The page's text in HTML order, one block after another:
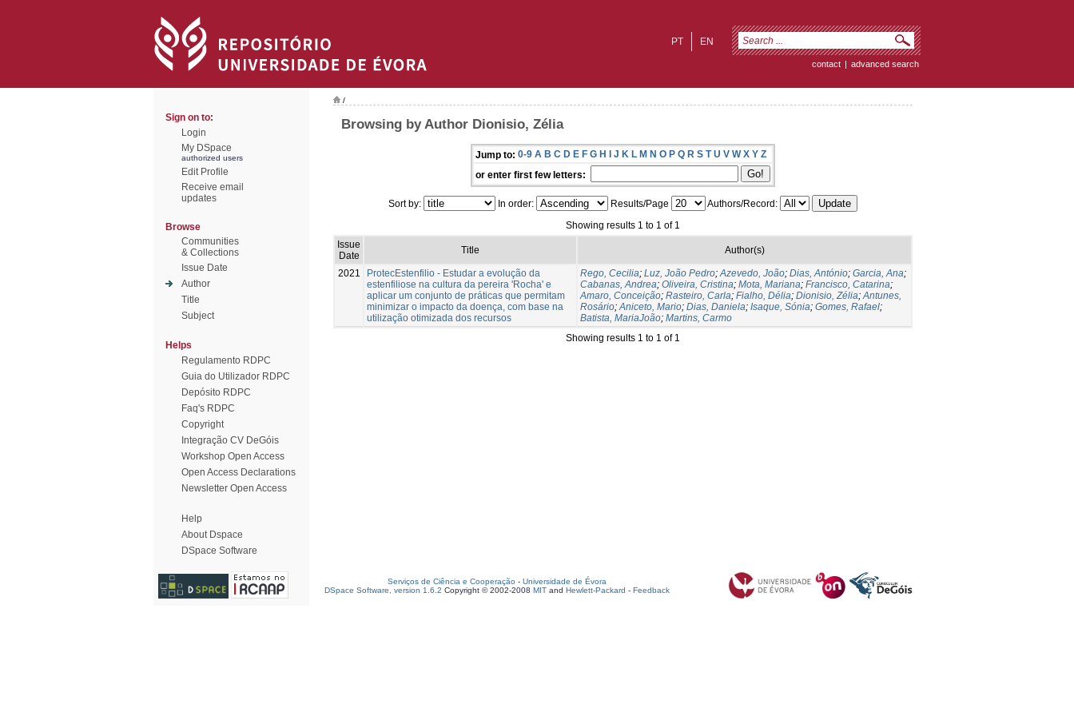
EN
PT
contact | advanced search
Sign on to:
Login
My DSpace
authorized users
Edit Profile
Receive email
updates
Browse
Communities
& Collections
Issue Date
Author
Title
Subject
Helps
Regulamento RDPC
Guia do Utilizador RDPC
Depósito RDPC
Faq's RDPC
Copyright
Integração CV DeGóis
Workshop Open Access
Open Access Declarations
Newsletter Open Access
Help
About Dspace
DSpace Software
/
Browsing by Author Dionisio, Zélia
Jump to: 0-9 A B C D E F G H I J K L M N O P Q R S T U V W X Y Z
or enter first few letters:
Sort by: In order: Results/Page
Authors/Record:
Showing results 1 to 1 of 1
Issue
Date
Title Author(s)
2021
ProtecEstenfilio - Estudar a evolução da
estenfiliose na cultura da pereira 'Rocha' e
aplicar um conjunto de práticas que permitam
minimizar o impacto da doença, com base na
utilização otimizada dos recursos
Rego, Cecilia; Luz, João Pedro;Azevedo, João; Dias, António; Garcia, Ana;
Cabanas, Andrea; Oliveira, Cristina; Mota, Mariana; Francisco, Catarina;
Amaro, Conceição; Rasteiro, Carla; Fialho, Délia; Dionisio, Zélia;Antunes,
Rosário;Aniceto, Mario; Dias, Daniela; Isaque, Sónia; Gomes, Rafael;
Batista, MariaJoão; Martins, Carmo
Showing results 1 to 1 of 1
Serviços de Ciência e Cooperação - Universidade de Évora
DSpace Software, version 1.6.2 Copyright © 2002-2008 MIT and Hewlett-Packard - Feedback